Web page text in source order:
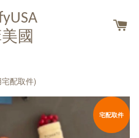
配取件)
宅配取件